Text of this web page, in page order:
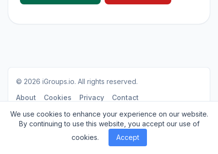
© 2026 iGroups.io. All rights reserved.
About
Cookies Privacy
Contact
We use cookies to enhance your experience on our website.
By continuing to use this website, you accept our use of
cookies.
Accept